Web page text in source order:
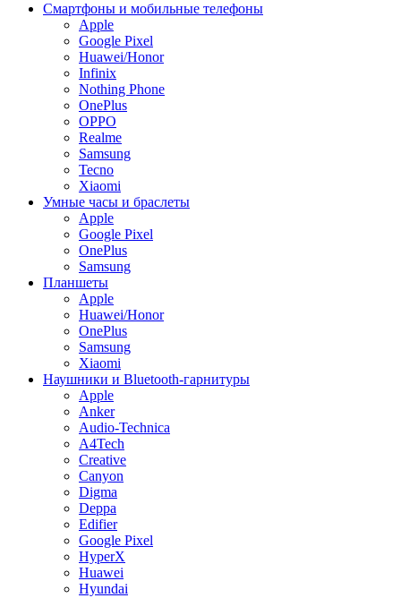
Смартфоны и мобильные телефоны
Apple
Google Pixel
Huawei/Honor
Infinix
Nothing Phone
OnePlus
OPPO
Realme
Samsung
Tecno
Xiaomi
Умные часы и браслеты
Apple
Google Pixel
OnePlus
Samsung
Планшеты
Apple
Huawei/Honor
OnePlus
Samsung
Xiaomi
Наушники и Bluetooth-гарнитуры
Apple
Anker
Audio-Technica
A4Tech
Creative
Canyon
Digma
Deppa
Edifier
Google Pixel
HyperX
Huawei
Hyundai